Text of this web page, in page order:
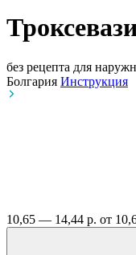
без рецепта для
Болгария Инструкция
10,65 — 14,44 р. от